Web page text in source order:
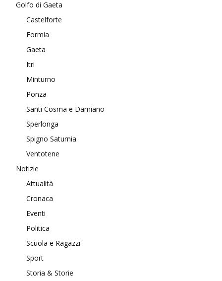
Golfo di Gaeta
Castelforte
Formia
Gaeta
Itri
Minturno
Ponza
Santi Cosma e Damiano
Sperlonga
Spigno Saturnia
Ventotene
Notizie
Attualità
Cronaca
Eventi
Politica
Scuola e Ragazzi
Sport
Storia & Storie